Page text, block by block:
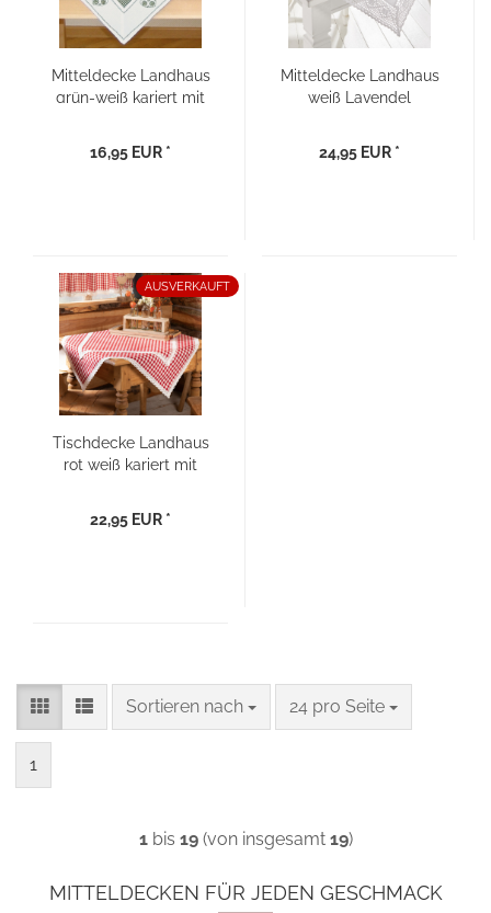
Mitteldecke Landhaus
grün-weiß kariert mit
16,95 EUR *
Mitteldecke Landhaus
weiß Lavendel
24,95 EUR *
AUSVERKAUFT
Tischdecke Landhaus
rot weiß kariert mit
22,95 EUR *
Sortieren nach
Sortieren nach 24 pro Seite
pro Seite
1
1bis 19(von insgesamt 19)
MITTELDECKEN FÜR JEDEN GESCHMACK